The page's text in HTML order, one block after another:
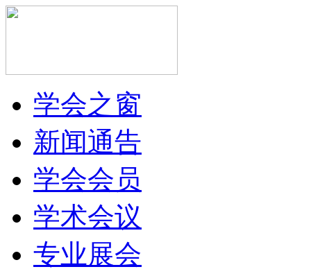
学会之窗
新闻通告
学会会员
学术会议
专业展会